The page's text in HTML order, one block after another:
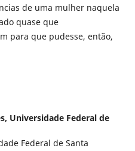
de uma mulher naquela
quase que
para que pudesse, então,
Universidade Federal de
Federal de Santa